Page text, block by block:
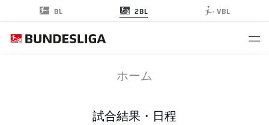
BL 2BL VBL
ホーム
試合結果・日程
WOB SGF